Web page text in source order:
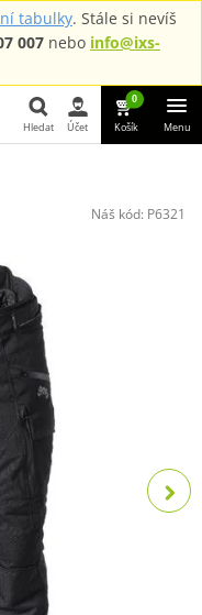
tabulky. Stále si nevíš
007 nebo info@ixs-
Hledat Účet
0
Košík Menu
Náš kód: P6321